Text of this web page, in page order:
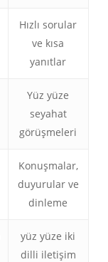
Hızlı sorular
ve kısa
yanıtlar
Yüz yüze
seyahat
görüşmeleri
Konuşmalar,
duyurular ve
dinleme
yüz yüze iki
dilli iletişim